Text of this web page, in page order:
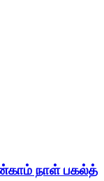
நாள் பகல்த்